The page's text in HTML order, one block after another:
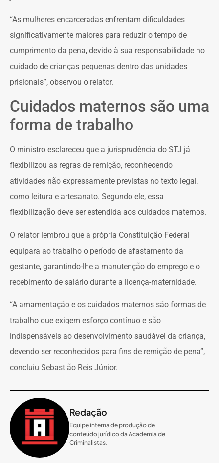
“As mulheres encarceradas enfrentam dificuldades
significativamente maiores para reduzir o tempo de
cumprimento da pena, devido à sua responsabilidade no
cuidado de crianças pequenas dentro das unidades
prisionais”, observou o relator.
Cuidados maternos são uma
forma de trabalho
O ministro esclareceu que a jurisprudência do STJ já
flexibilizou as regras de remição, reconhecendo
atividades não expressamente previstas no texto legal,
como leitura e artesanato. Segundo ele, essa
flexibilização deve ser estendida aos cuidados maternos.
O relator lembrou que a própria Constituição Federal
equipara ao trabalho o período de afastamento da
gestante, garantindo-lhe a manutenção do emprego e o
recebimento de salário durante a licença-maternidade.
“A amamentação e os cuidados maternos são formas de
trabalho que exigem esforço contínuo e são
indispensáveis ao desenvolvimento saudável da criança,
devendo ser reconhecidos para fins de remição de pena”,
concluiu Sebastião Reis Júnior.
Redação
Equipe interna de produção de
conteúdo jurídico da Academia de
Criminalistas.